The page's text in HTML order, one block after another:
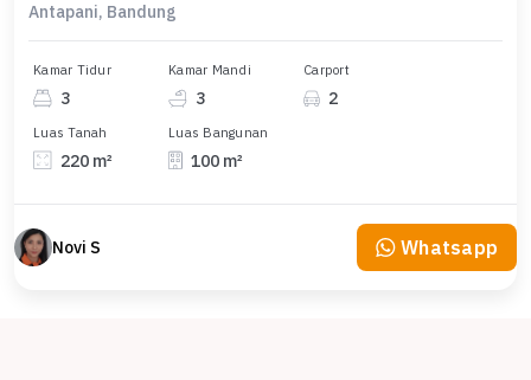
Antapani, Bandung
Kamar Tidur
3
Kamar Mandi
3
Carport
2
Luas Tanah
220 m²
Luas Bangunan
100 m²
Novi S Whatsapp